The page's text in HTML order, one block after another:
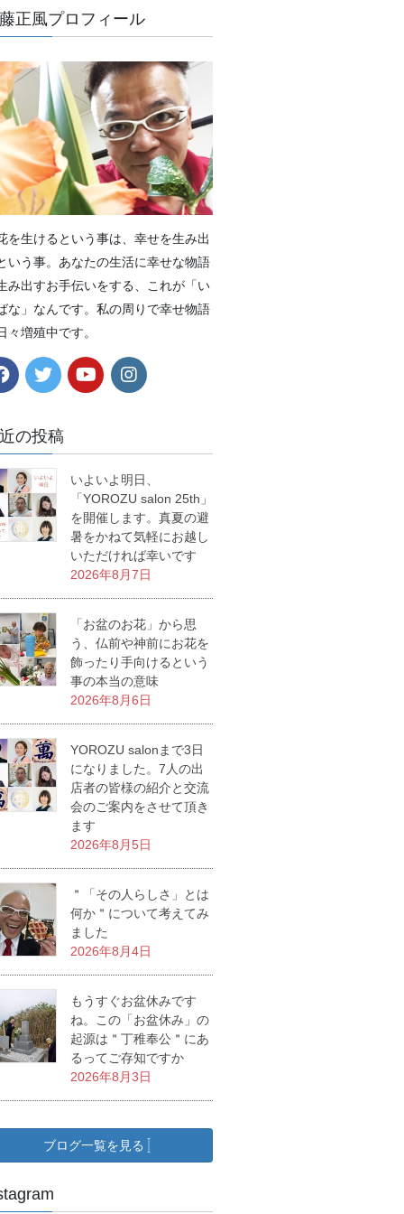
正風プロフィール
を生けるという事は、幸せを生み出
いう事。あなたの生活に幸せな物語
み出すお手伝いをする、これが「い
な」なんです。私の周りで幸せ物語
々増殖中です。
の投稿
いよいよ明日、
「YOROZU salon 25th」
を開催します。真夏の避
暑をかねて気軽にお越し
いただければ幸いです
2026年8月7日
「お盆のお花」から思
う、仏前や神前にお花を
飾ったり手向けるという
事の本当の意味
2026年8月6日
YOROZU salonまで3日
になりました。7人の出
店者の皆様の紹介と交流
会のご案内をさせて頂き
ます
2026年8月5日
＂「その人らしさ」とは
何か＂について考えてみ
ました
2026年8月4日
もうすぐお盆休みです
ね。この「お盆休み」の
起源は＂丁稚奉公＂にあ
るってご存知ですか
2026年8月3日
ブログ一覧を見る